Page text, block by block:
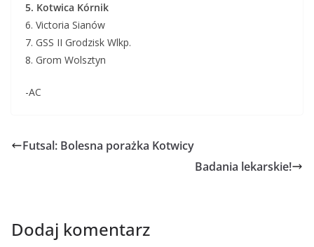
5. Kotwica Kórnik
6. Victoria Sianów
7. GSS II Grodzisk Wlkp.
8. Grom Wolsztyn
-AC
Futsal: Bolesna porażka Kotwicy
Badania lekarskie!
Dodaj komentarz